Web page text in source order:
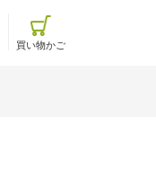
買い物かご